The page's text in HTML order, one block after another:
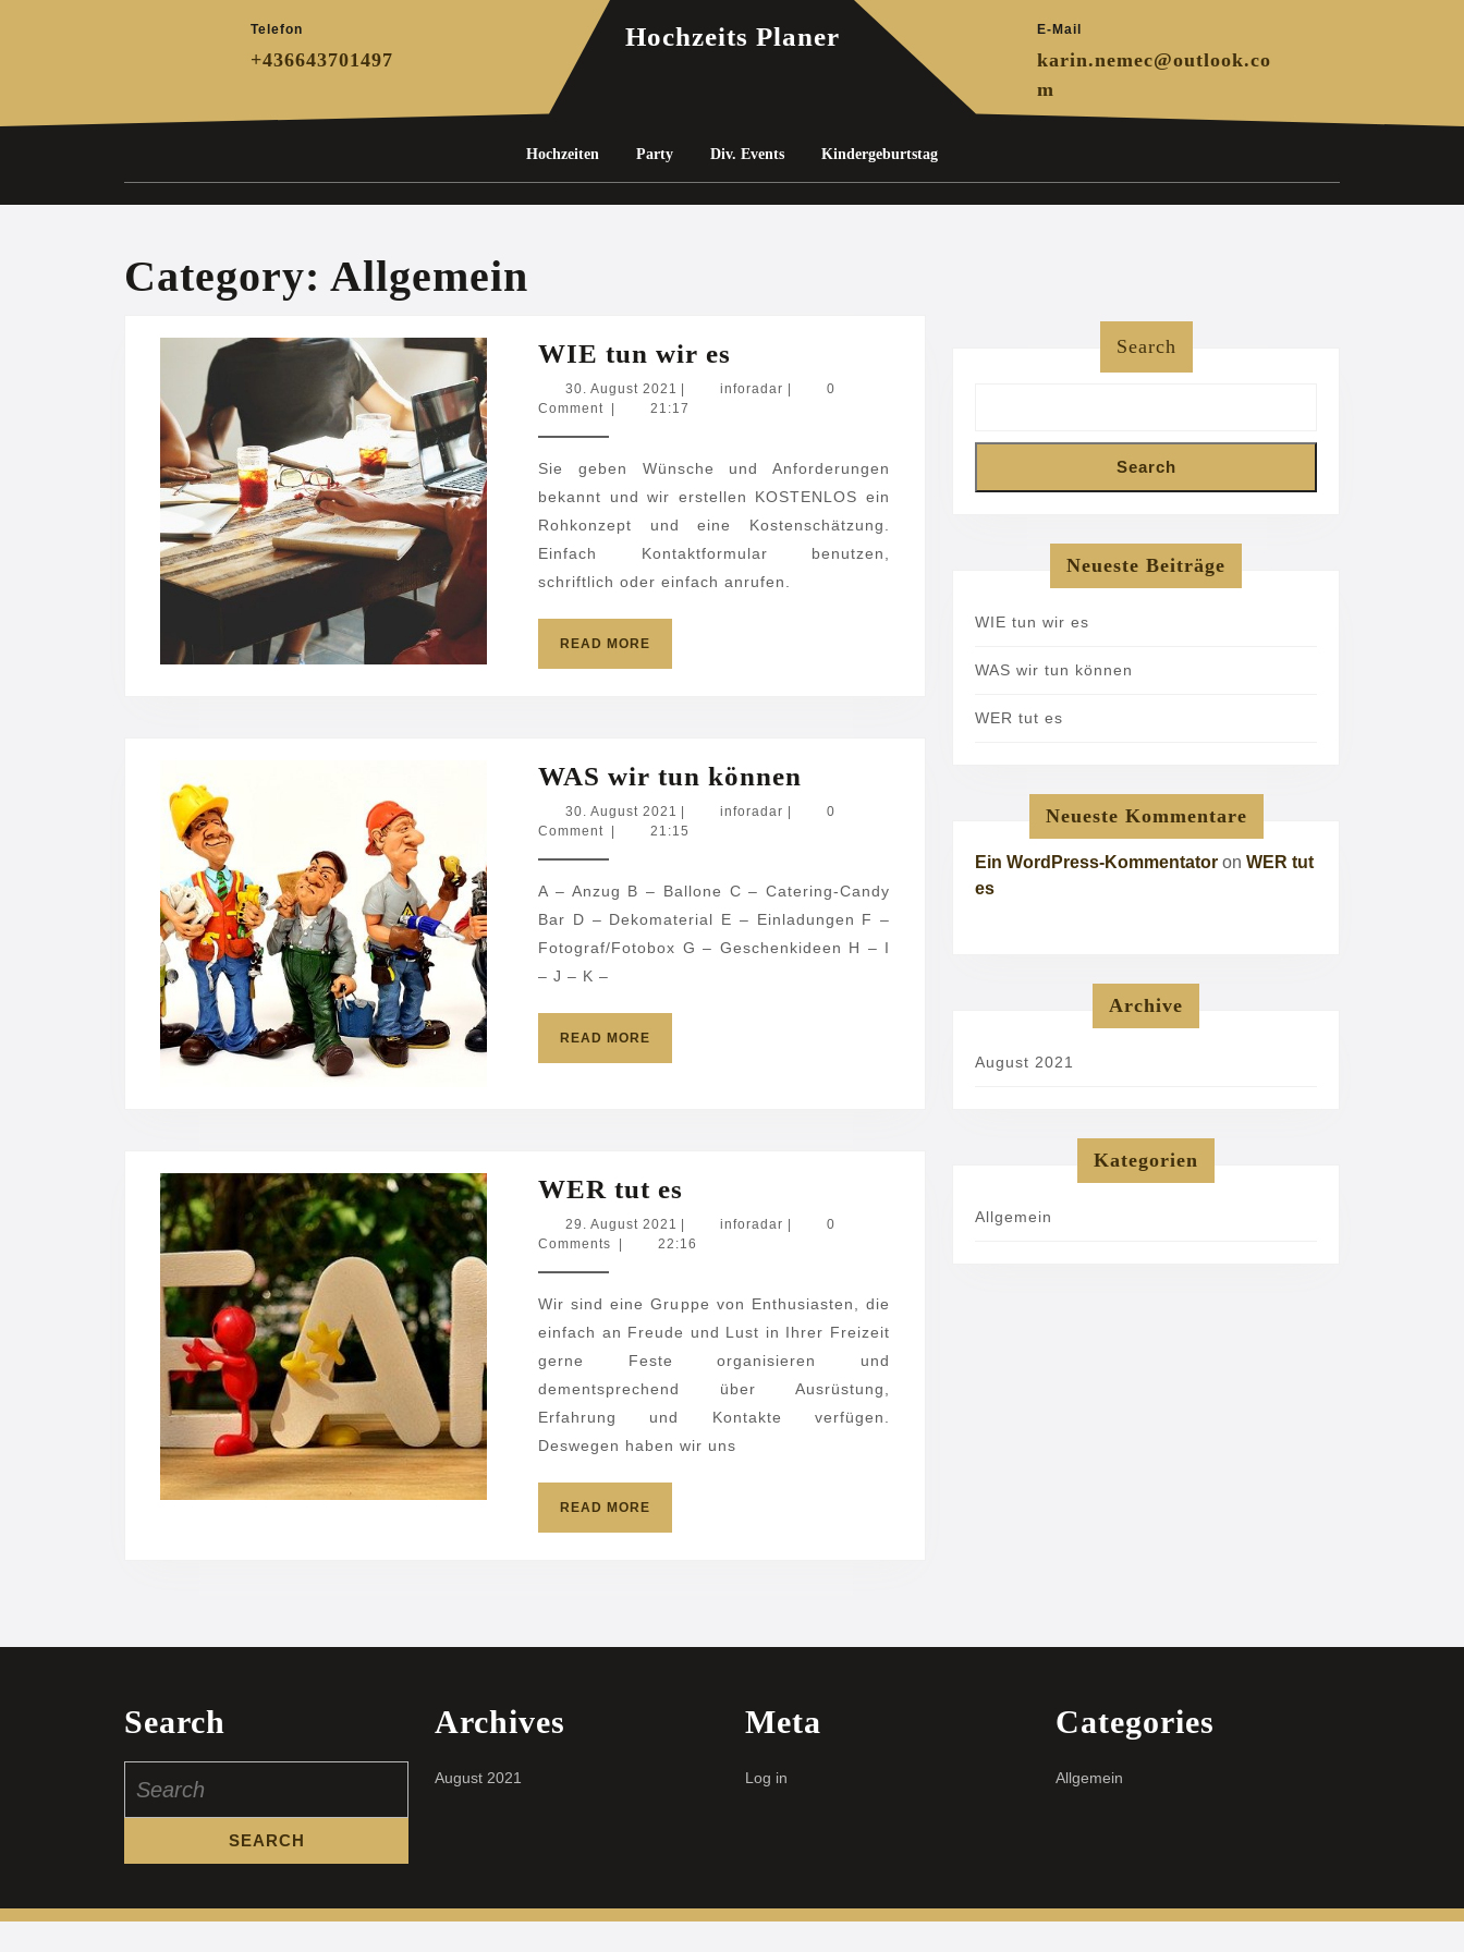
Telefon
+436643701497
Hochzeits Planer E-Mail
karin.nemec@outlook.co
m
Hochzeiten Party Div. Events Kindergeburtstag
Category: Allgemein
WIE tun wir es
tun
30. August 2021 30.
August
inforadar inforadar
0
Comment
21:17
Sie geben Wünsche und Anforderungen
bekannt und wir erstellen KOSTENLOS ein
Rohkonzept und eine Kostenschätzung.
Einfach Kontaktformular benutzen,
schriftlich oder einfach anrufen.
READ MORE
WAS wir tun können
wir
30. August 2021 30.
August
inforadar inforadar
0
Comment
21:15
A – Anzug B – Ballone C – Catering-Candy
Bar D – Dekomaterial E – Einladungen F –
Fotograf/Fotobox G – Geschenkideen H – I
– J – K –
READ MORE
WER tut es
tut
es
29. August 2021 29.
August
| inforadar inforadar
|
0
Comments
| 22:16
Wir sind eine Gruppe von Enthusiasten, die
einfach an Freude und Lust in Ihrer Freizeit
gerne Feste organisieren und
dementsprechend über Ausrüstung,
Erfahrung und Kontakte verfügen.
Deswegen haben wir uns
READ MORE
Search
Search
Neueste Beiträge
WIE tun wir es
WAS wir tun können
WER tut es
Neueste Kommentare
Ein WordPress-Kommentator on WER tut
es
Archive
August 2021
Kategorien
Allgemein
Search
for:
Archives
August 2021
Meta
Log in
Categories
Allgemein